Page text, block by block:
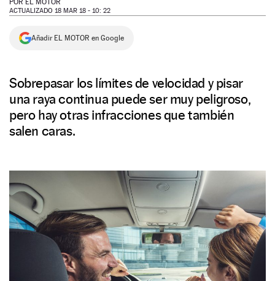
NEWSLETTER
POR EL MOTOR
ACTUALIZADO 18 MAR 18 - 10: 22
Añadir EL MOTOR en Google
Sobrepasar los límites de velocidad y pisar
una raya continua puede ser muy peligroso,
pero hay otras infracciones que también
salen caras.